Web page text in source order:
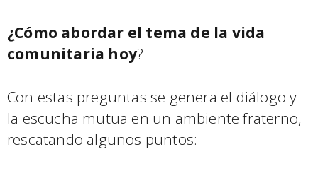
¿Cómo abordar el tema de la vida
comunitaria hoy?
Con estas preguntas se genera el diálogo y
la escucha mutua en un ambiente fraterno,
rescatando algunos puntos: